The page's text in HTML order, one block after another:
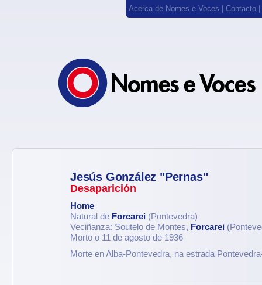
Acerca de Nomes e Voces Contacto
Jesús González "Pernas"
Desaparición
Home
Natural de Forcarei (Pontevedra)
Veciñanza: Soutelo de Montes, Forcarei
Morto o 11 de agosto de 1936
Morte en Alba-Pontevedra, na estrada